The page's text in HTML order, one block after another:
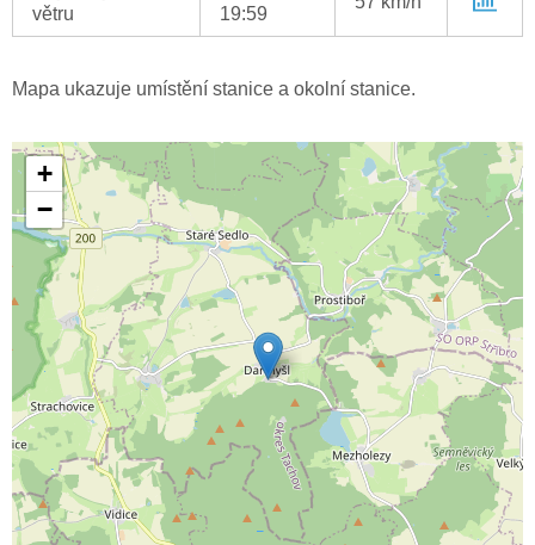
větru
19:59
Mapa ukazuje umístění stanice a okolní stanice.
+
−